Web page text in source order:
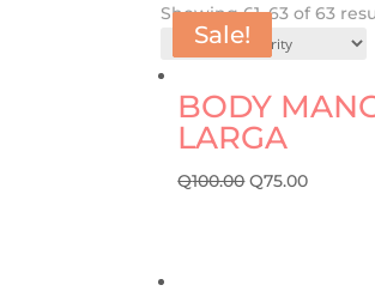
Showing 61–63 of 63
Sale!
BODY
LARGA
Q100.00 Q75.00
Sale!
Sale!